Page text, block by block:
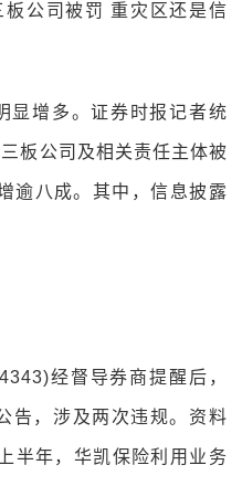
公司被罚 重灾区还是信
显增多。证券时报记者统
板公司及相关责任主体被
逾八成。其中，信息披露
经督导券商提醒后，
告，涉及两次违规。资料
半年，华凯保险利用业务